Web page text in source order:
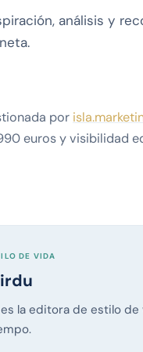
análisis y
por
euros y visibilidad
DE VIDA
la editora de estilo de